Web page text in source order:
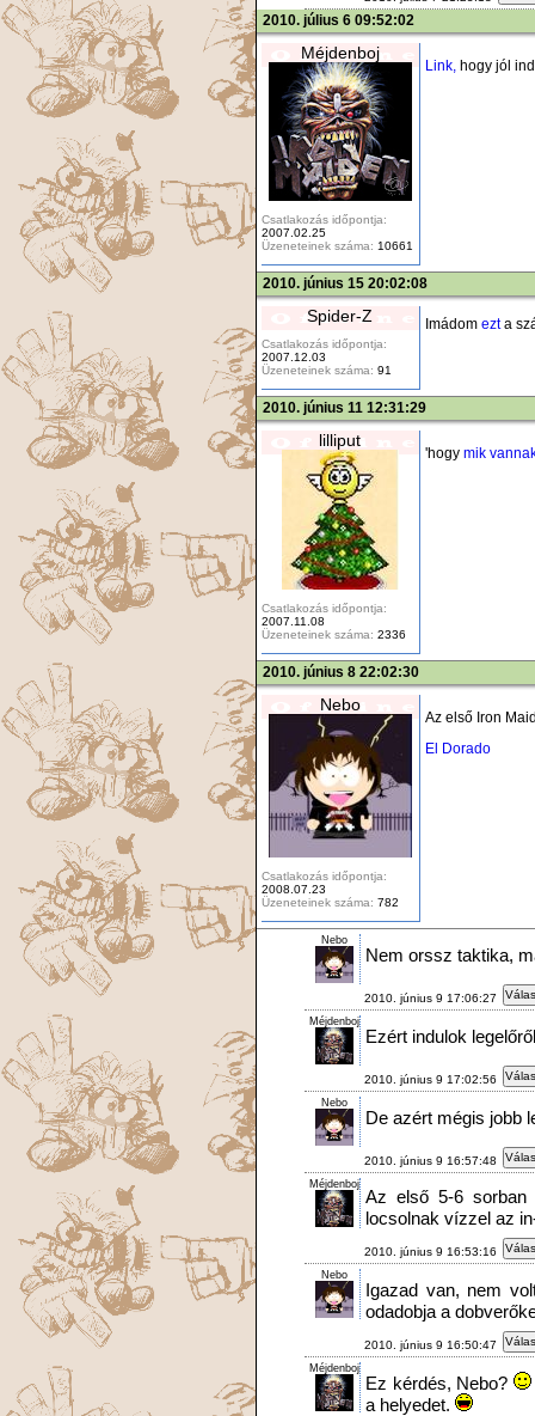
2010. július 6 09:52:02
Méjdenboj
Csatlakozás időpontja:
2007.02.25
Üzeneteinek száma: 10661
Link, hogy jól
2010. június 15 20:02:08
Spider-Z
Csatlakozás időpontja:
2007.12.03
Üzeneteinek száma: 91
Imádom ezta
2010. június 11 12:31:29
lilliput
Csatlakozás időpontja:
2007.11.08
Üzeneteinek száma: 2336
'hogy mik
2010. június 8 22:02:30
Nebo
Csatlakozás időpontja:
2008.07.23
Üzeneteinek száma: 782
Az első Iron
El Dorado
Nebo
Nem orssz taktika,
2010. június 9 17:06:27
Méjdenboj
Ezért indulok
2010. június 9 17:02:56
Nebo
De azért mégis jobb
2010. június 9 16:57:48
Méjdenboj
Az első 5-6 sorban
locsolnak vízzel az
2010. június 9 16:53:16
Nebo
Igazad van, nem
odadobja a
2010. június 9 16:50:47
Méjdenboj
Ez kérdés, Nebo?
a helyedet.